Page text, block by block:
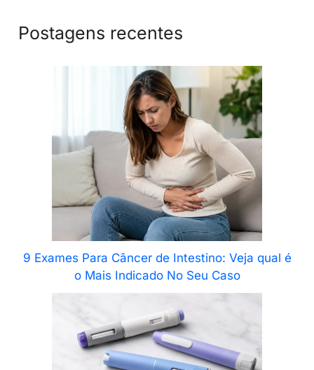
Postagens recentes
9 Exames Para Câncer de Intestino: Veja qual é
o Mais Indicado No Seu Caso